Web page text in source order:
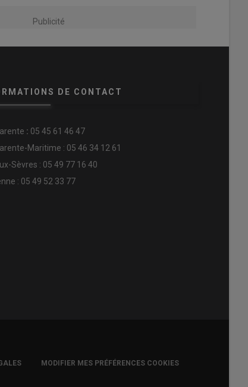
Publicité
DE CONTACT
: 05 45 61 46 47
Maritime : 05 46 34 12 61
Sèvres : 05 49 77 16 40
: 05 49 52 33 77
MODIFIER MES PRÉFÉRENCES COOKIES